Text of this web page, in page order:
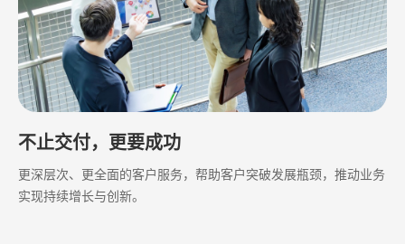
不止交付，更要成功
更深层次、更全面的客户服务，帮助客户突破发展瓶颈，推动业务
实现持续增长与创新。